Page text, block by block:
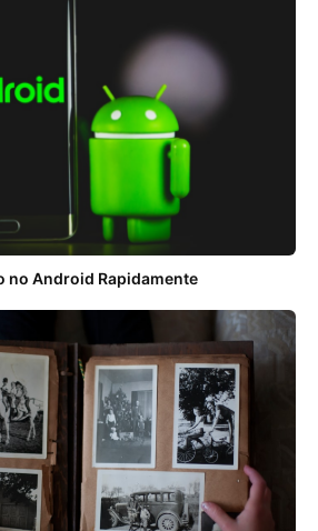
no Android Rapidamente